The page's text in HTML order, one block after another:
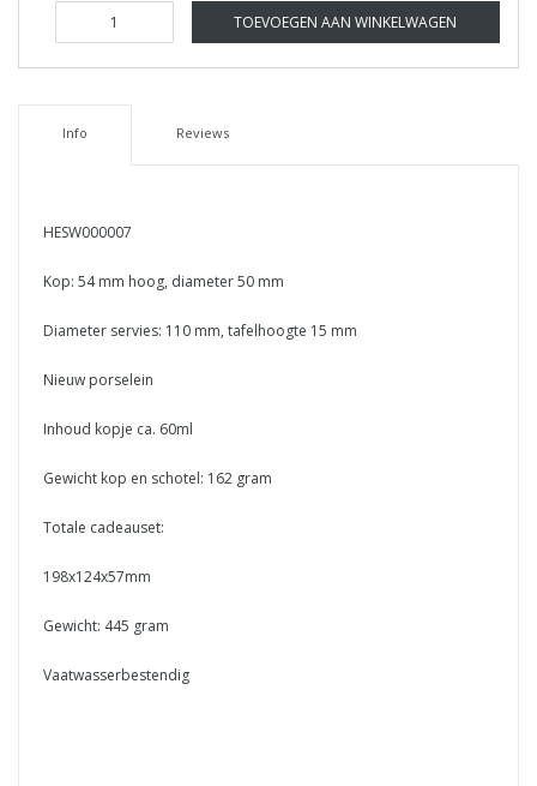
TOEVOEGEN AAN WINKELWAGEN
Info Reviews
HESW000007
Kop: 54 mm hoog, diameter 50 mm
Diameter servies: 110 mm, tafelhoogte 15 mm
Nieuw porselein
Inhoud kopje ca. 60ml
Gewicht kop en schotel: 162 gram
Totale cadeauset:
198x124x57mm
Gewicht: 445 gram
Vaatwasserbestendig